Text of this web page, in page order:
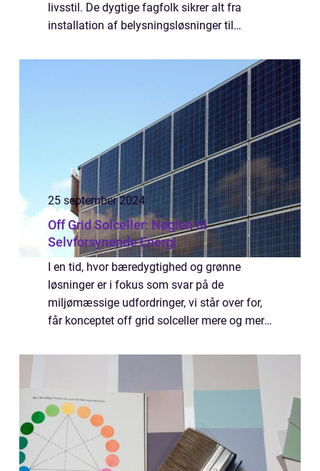
livsstil. De dygtige fagfolk sikrer alt fra
installation af belysningsløsninger til
ekspertise er uundvær...
25 september 2024
Off Grid Solceller: Nøglen til
Selvforsynende Energi
I en tid, hvor bæredygtighed og grønne
løsninger er i fokus som svar på de
miljømæssige udfordringer, vi står over for,
får konceptet off grid solceller mere og mere